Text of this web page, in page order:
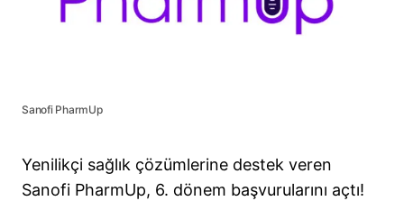
Sanofi PharmUp
Yenilikçi sağlık çözümlerine destek veren
Sanofi PharmUp, 6. dönem başvurularını açtı!